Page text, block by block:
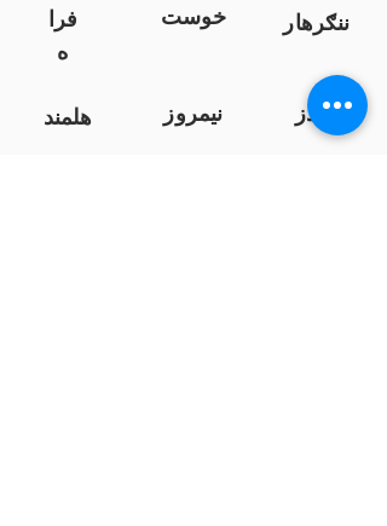
فرا
ه
خوست ننګرهار
هلمند نیمروز
کندز